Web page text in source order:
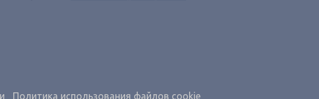
Политика использования файлов cookie